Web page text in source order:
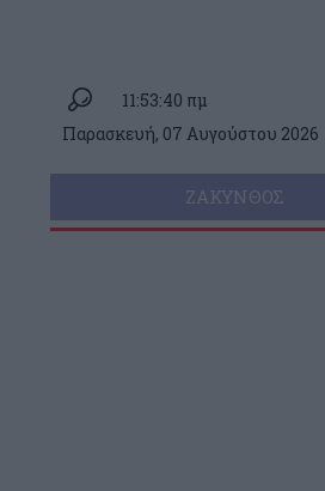
11:53:40 πμ
Παρασκευή, 07 Αυγούστου 2026
ΖΆΚΥΝΘΟΣ